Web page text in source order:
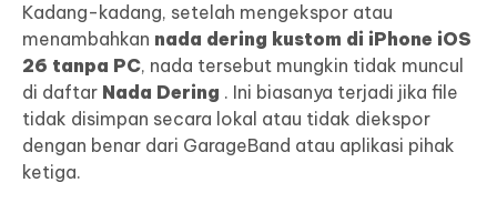
Kadang-kadang, setelah mengekspor atau
menambahkan nada dering kustom di iPhone iOS
26 tanpa PC, nada tersebut mungkin tidak muncul
di daftar Nada Dering . Ini biasanya terjadi jika file
tidak disimpan secara lokal atau tidak diekspor
dengan benar dari GarageBand atau aplikasi pihak
ketiga.